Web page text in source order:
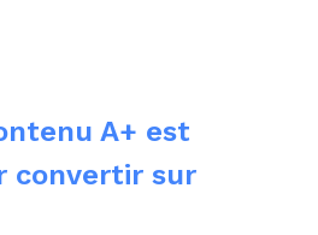
A+ est
convertir sur